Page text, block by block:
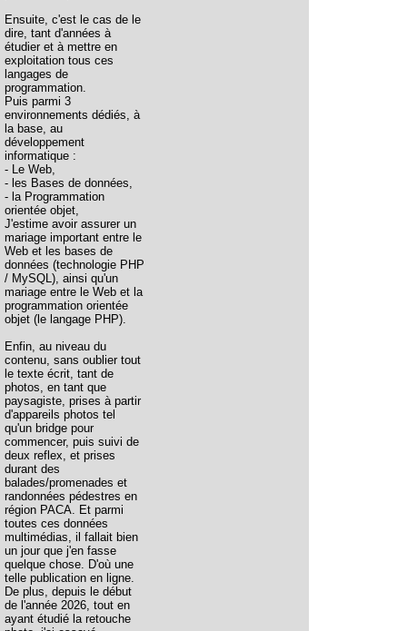
Ensuite, c'est le cas de le
dire, tant d'années à
étudier et à mettre en
exploitation tous ces
langages de
programmation.
Puis parmi 3
environnements dédiés, à
la base, au
développement
informatique :
- Le Web,
- les Bases de données,
- la Programmation
orientée objet,
J'estime avoir assurer un
mariage important entre le
Web et les bases de
données (technologie PHP
/ MySQL), ainsi qu'un
mariage entre le Web et la
programmation orientée
objet (le langage PHP).
Enfin, au niveau du
contenu, sans oublier tout
le texte écrit, tant de
photos, en tant que
paysagiste, prises à partir
d'appareils photos tel
qu'un bridge pour
commencer, puis suivi de
deux reflex, et prises
durant des
balades/promenades et
randonnées pédestres en
région PACA. Et parmi
toutes ces données
multimédias, il fallait bien
un jour que j'en fasse
quelque chose. D'où une
telle publication en ligne.
De plus, depuis le début
de l'année 2026, tout en
ayant étudié la retouche